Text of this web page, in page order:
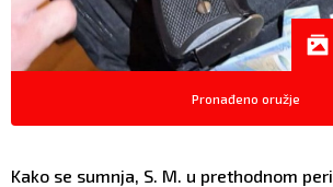
Pronađeno oružje
Kako se sumnja, S. M. u prethodnom